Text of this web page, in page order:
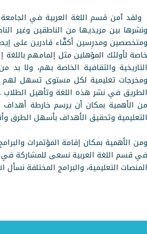
ولقد آمن قسم اللغة العربية في
ونشرها بين مريديها من الناطقين وغير
ومتخصصين ومدرِسين أكفَّاء قادرين على
خاصة لأولئك المؤهلين مثل إلمامهم
التاريخية والثقافية الخاصة بهم،
ومخرجات تعليمية لكل مستوى تسهل لهم
الطريق في نشر هذه اللغة وتأهيل الطلاب
من الأهمية بمكان أن يرسم خارطة أهداف
التعليمية وتحقيق الأهداف بأسهل الطرق
ومن الأهمية بمكان إقامة المؤتمرات
في قسم اللغة العربية نسعى للمشاركة في
المنصات التعليمية، والبرامج المختلفة